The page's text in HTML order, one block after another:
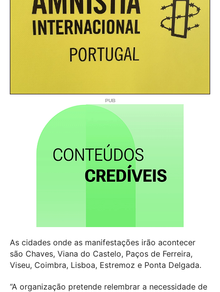
As cidades onde as manifestações irão acontecer
são Chaves, Viana do Castelo, Paços de Ferreira,
Viseu, Coimbra, Lisboa, Estremoz e Ponta Delgada.
“A organização pretende relembrar a necessidade de